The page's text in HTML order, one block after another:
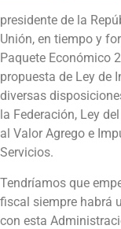
presidente de la
Unión, en tiempo y
Paquete Económico
propuesta de Ley de
diversas
la Federación, Ley
al Valor Agrego e
Servicios.
Tendríamos que
fiscal siempre habrá
con esta